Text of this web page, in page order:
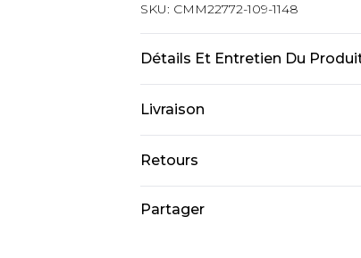
SKU: CMM22772-109-1148
Détails Et Entretien Du
Livraison
Livraison standard France
Livraison expresse France
Retours
nous retourner un article.
Partager